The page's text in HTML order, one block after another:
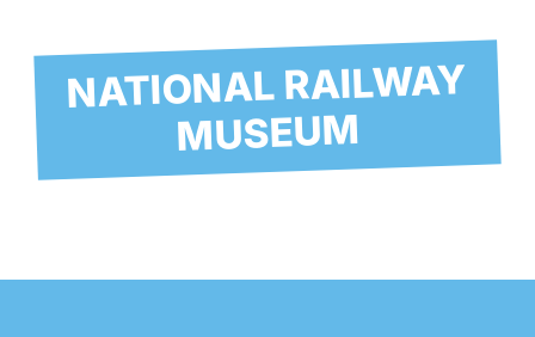
NATIONAL RAILWAY
MUSEUM